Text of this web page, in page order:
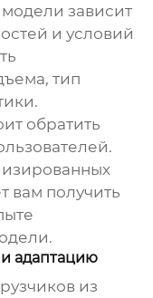
зависит
и условий
тип
обратить
вам получить
адаптацию
из